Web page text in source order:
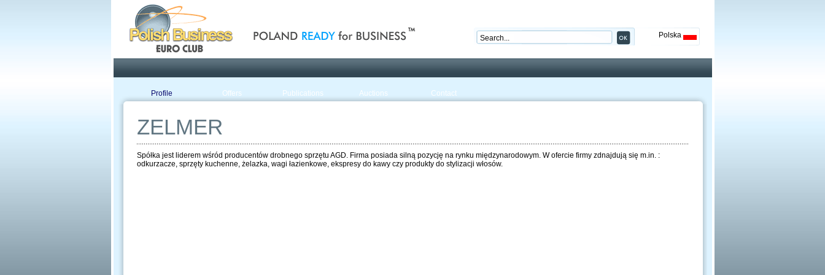
Polska
Profile Offers Publications Auctions Contact
ZELMER
Spółka jest liderem wśród producentów drobnego sprzętu AGD. Firma posiada silną pozycję na rynku międzynarodowym. W ofercie firmy zdnajdują się m.in. :
odkurzacze, sprzęty kuchenne, żelazka, wagi łazienkowe, ekspresy do kawy czy produkty do stylizacji włosów.